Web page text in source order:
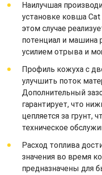
Наилучшая
установке ковша
этом случае
потенциал и машина
усилием отрыва и
Профиль кожуха с
улучшить поток
Дополнительный
гарантирует, что
цепляется за грунт,
техническое
Расход топлива
значения во время
предназначены для